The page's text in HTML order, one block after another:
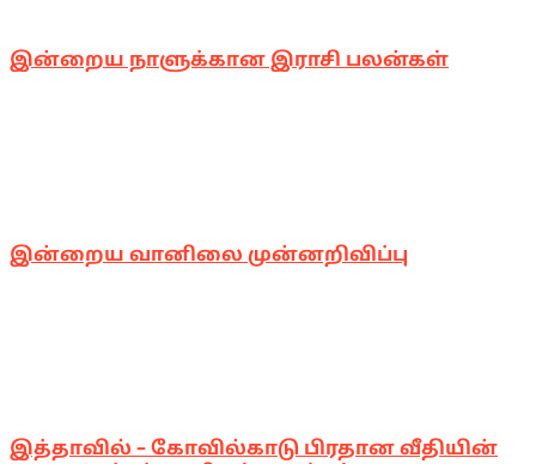
இன்றைய நாளுக்கான இராசி பலன்கள்
இன்றைய வானிலை முன்னறிவிப்பு
இத்தாவில் – கோவில்காடு பிரதான வீதியின்